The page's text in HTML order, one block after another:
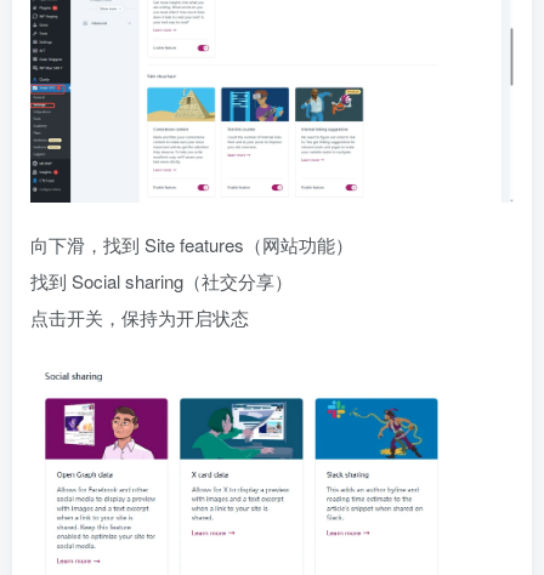
向下滑，找到 Site features（网站功能）
找到 Social sharing（社交分享）
点击开关，保持为开启状态